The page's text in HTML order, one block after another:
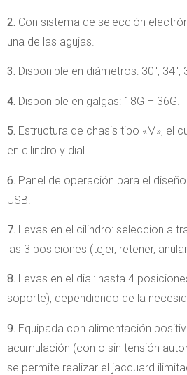
2. Con sistema de selección
una de las agujas.
3. Disponible en diámetros: 30″, 34″,
4. Disponible en galgas: 18G – 36G.
5. Estructura de chasis tipo «M», el
en cilindro y dial.
6. Panel de operación para el
USB.
7. Levas en el cilindro: seleccion a
las 3 posiciones (tejer, retener,
8. Levas en el dial: hasta 4
soporte), dependiendo de la
9. Equipada con alimentación
acumulación (con o sin tensión
se permite realizar el jacquard